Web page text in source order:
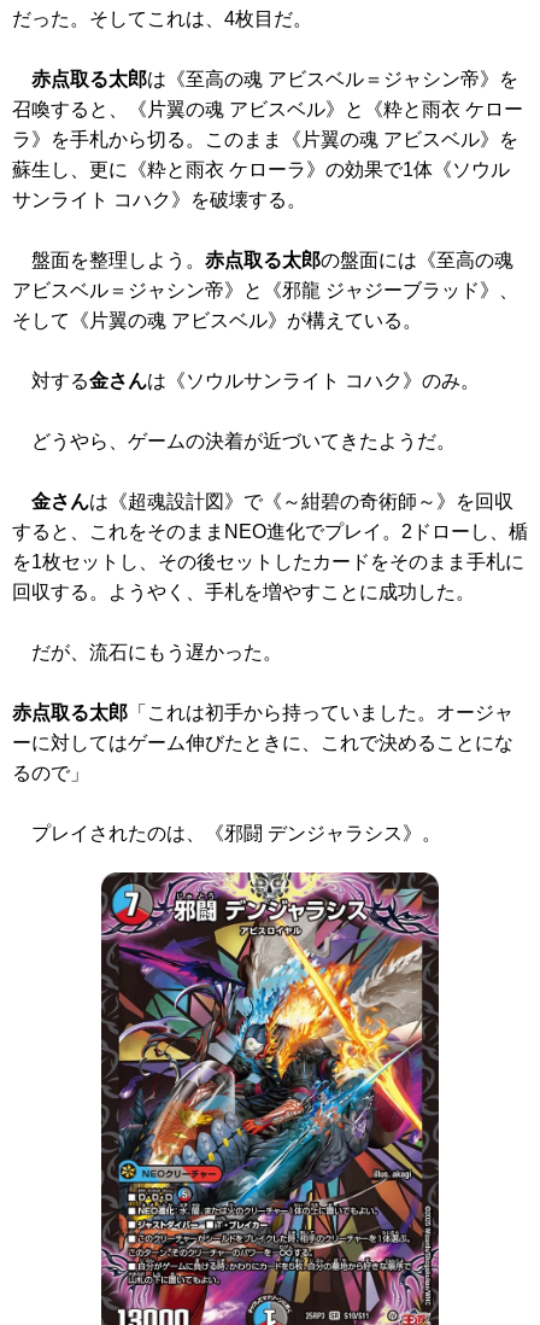
だった。そしてこれは、4枚目だ。
赤点取る太郎は 《至高の魂 アビスベル＝ジャシン帝》
を
召喚すると、
《片翼の魂 アビスベル》 と
《粋と雨衣 ケロー
ラ》
を手札から切る。このまま 《片翼の魂 アビスベル》
を
蘇生し、更に
《粋と雨衣 ケローラ》 の効果で1体 《ソウル
サンライト コハク》
を破壊する。
盤面を整理しよう。 赤点取る太郎の盤面には 《至高の魂
アビスベル＝ジャシン帝》
と 《邪龍 ジャジーブラッド》
そして
《片翼の魂 アビスベル》 が構えている。
対する金さんは 《ソウルサンライト コハク》 のみ。
どうやら、ゲームの決着が近づいてきたようだ。
金さんは 《超魂設計図》 で《～紺碧の奇術師～》
を回収
すると、これをそのままNEO進化でプレイ。2ドローし、楯
を1枚セットし、その後セットしたカードをそのまま手札に
回収する。ようやく、手札を増やすことに成功した。
だが、流石にもう遅かった。
赤点取る太郎 「これは初手から持っていました。オージャ
ーに対してはゲーム伸びたときに、これで決めることにな
るので」
プレイされたのは、 《邪闘 デンジャラシス》 。